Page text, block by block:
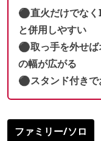
⚫︎直火だけでな
と併用しやすい
⚫︎取っ手を外せ
の幅が広がる
⚫︎スタンド付き
ファミリー/ソロ